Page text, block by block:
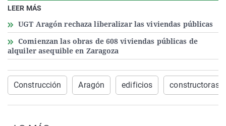
LEER MÁS
UGT Aragón rechaza liberalizar las viviendas públicas
Comienzan las obras de 608 viviendas públicas de
alquiler asequible en Zaragoza
Construcción Aragón edificios constructoras